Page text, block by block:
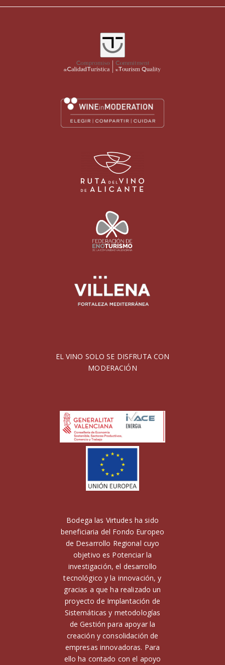
EL VINO SOLO SE DISFRUTA CON
MODERACIÓN
Bodega las Virtudes ha sido
beneficiaria del Fondo Europeo
de Desarrollo Regional cuyo
objetivo es Potenciar la
investigación, el desarrollo
tecnológico y la innovación, y
gracias a que ha realizado un
proyecto de Implantación de
Sistemáticas y metodologías
de Gestión para apoyar la
creación y consolidación de
empresas innovadoras. Para
ello ha contado con el apoyo